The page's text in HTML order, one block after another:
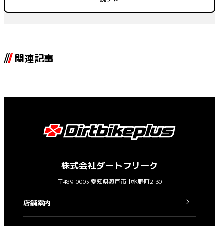
関連記事
株式会社ダートフリーク
〒489-0005 愛知県瀬戸市中水野町2-30
店舗案内